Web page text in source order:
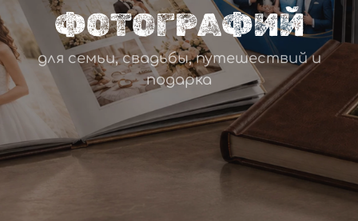
ФОТОГРАФИЙ
для семьи, свадьбы, путешествий и
подарка